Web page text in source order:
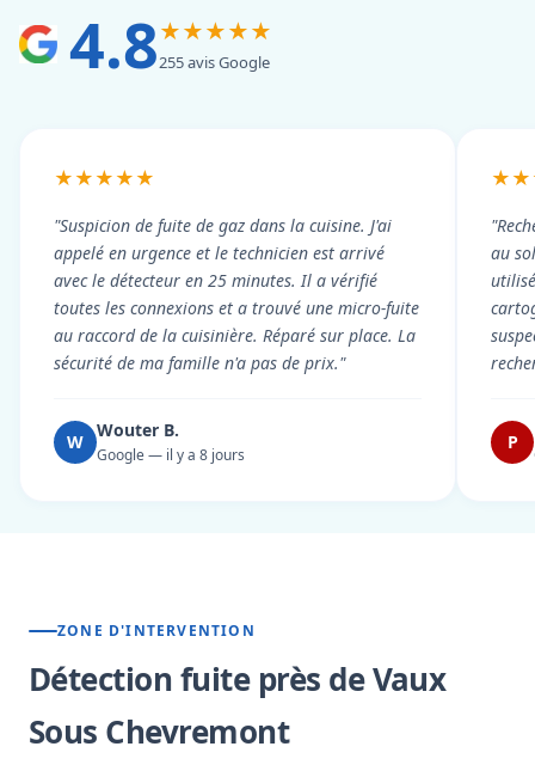
4.8★★★★★
255 avis Google
★★★★★
"Suspicion de fuite de gaz dans la cuisine. J'ai
appelé en urgence et le technicien est arrivé
avec le détecteur en 25 minutes. Il a vérifié
toutes les connexions et a trouvé une micro-fuite
au raccord de la cuisinière. Réparé sur place. La
sécurité de ma famille n'a pas de prix."
W
Wouter B.
Google — il y a 8 jours
au
P
ZONE D'INTERVENTION
Détection fuite près de Vaux
Sous Chevremont